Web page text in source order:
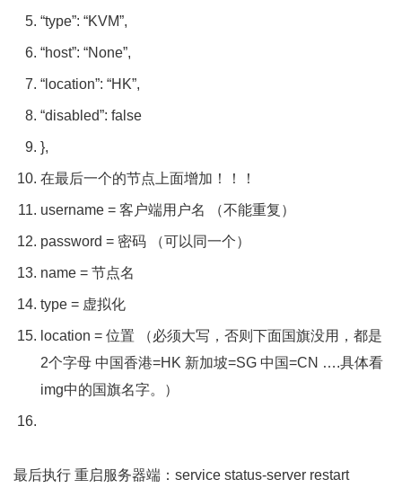
“type”: “KVM”,
“host”: “None”,
“location”: “HK”,
“disabled”: false
},
在最后一个的节点上面增加！！！
username = 客户端用户名 （不能重复）
password = 密码 （可以同一个）
name = 节点名
type = 虚拟化
location = 位置
（必须大写，否则下面国旗没用，都是
2个字母 中国香港=HK 新加坡=SG 中国=CN ….具体看
img中的国旗名字。）
最后执行 重启服务器端：service status-server restart